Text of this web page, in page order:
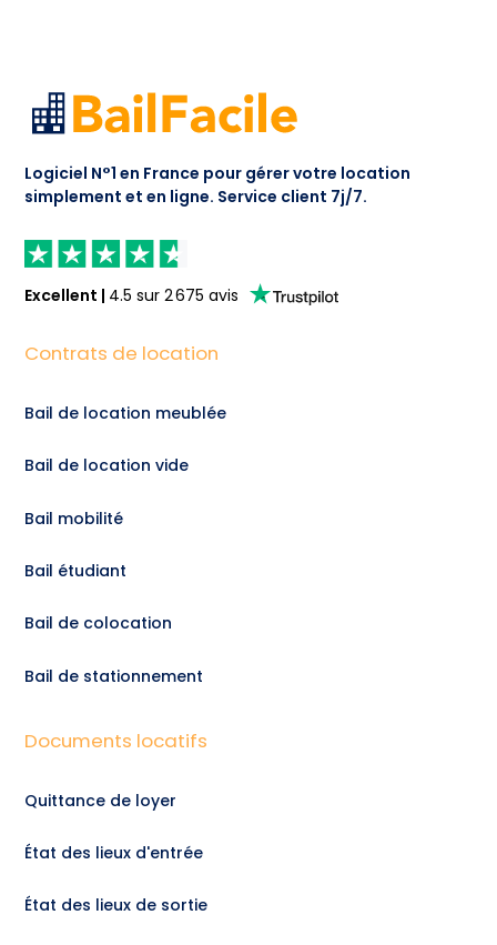
Logiciel N°1 en France pour gérer votre location
simplement et en ligne. Service client 7j/7.
Excellent | 4.5 sur2 675 avis
Contrats de location
Bail de location meublée
Bail de location vide
Bail mobilité
Bail étudiant
Bail de colocation
Bail de stationnement
Documents locatifs
Quittance de loyer
État des lieux d'entrée
État des lieux de sortie